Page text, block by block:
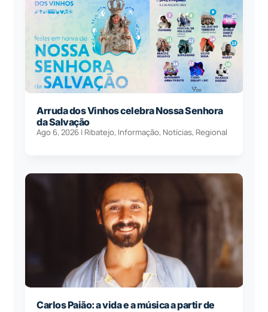
Arruda dos Vinhos celebra Nossa Senhora
da Salvação
Ago 6, 2026 | Ribatejo, Informação, Notícias, Regional
Carlos Paião: a vida e a música a partir de